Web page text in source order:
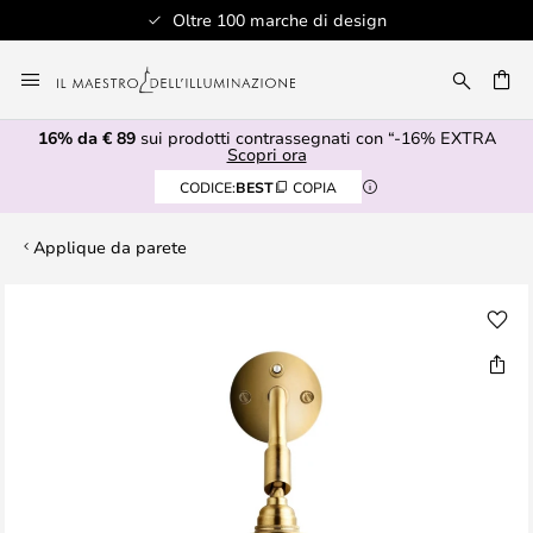
Oltre 100 marche di design
al
contenuto
16% da € 89sui prodotti contrassegnati con “-16% EXTRA
Scopri ora
CODICE:BEST COPIA
Applique da parete